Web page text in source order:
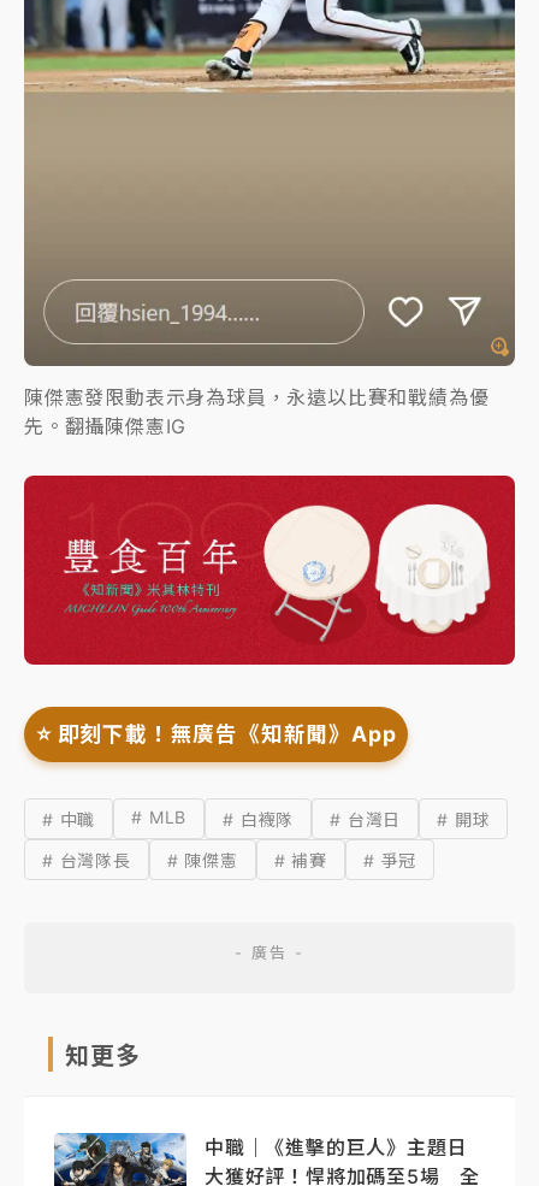
陳傑憲發限動表示身為球員，永遠以比賽和戰績為優
先。翻攝陳傑憲IG
⭐️ 即刻下載！無廣告《知新聞》App
# 中職 # MLB # 白襪隊 # 台灣日
# 開球
# 台灣隊長
# 陳傑憲 # 補賽 # 爭冠
知更多
中職｜《進擊的巨人》主題日
大獲好評！悍將加碼至5場 全